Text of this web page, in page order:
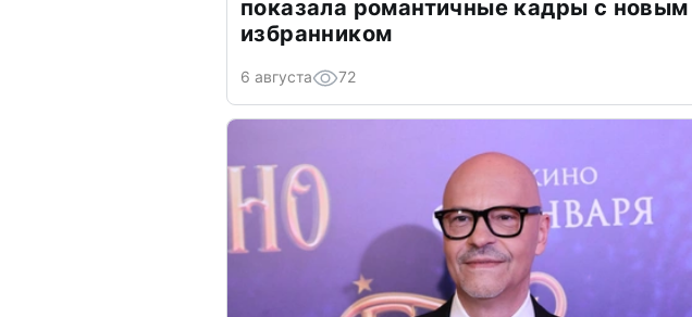
показала романтичные кадры с новым
избранником
6 августа 72